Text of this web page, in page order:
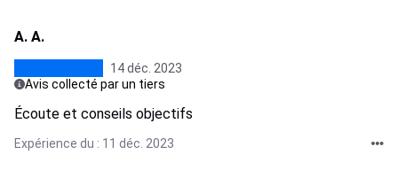
A. A.
14 déc. 2023
Avis collecté par un tiers
Écoute et conseils objectifs
Expérience du : 11 déc. 2023